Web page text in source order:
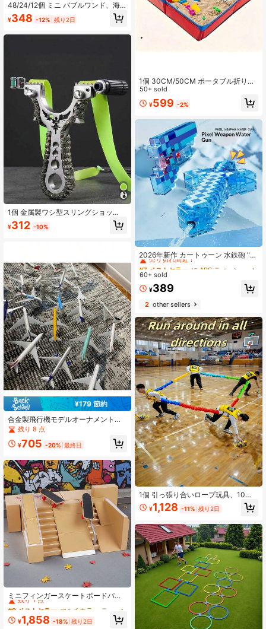
48/24/12個 ミニ バブルワンド、海
洋生物型バブルボトル、ミニテスト
チューブ(バブル液は含まれません)、
¥348 -12% 残り2日
1個 金属製ワシ型スリングショッ
ト、高性能ステンレス鋼アウトドア
スリングショット、精密フラットゴ
¥312 -10%
¥179 節約
合金製飛行機モデルオーナメント、
ホリデーギフト、デスクトップデコ
レーション、ミリタリー愛好家、飛
行機モデル愛好家、飛行機コレクタ
ライド式、シミュレーション戦闘機
モデル
残り 8 点
¥705 -20% 最終日
ミニフィンガースケートボードパー
クセット 2個入り、フィンガースケ
ートボード2台とDIYフィンガースケ
ートボードランプ付き、大人のスト
#9 ベストセラー
残り 1 点
#9 ベストセラー
残り 1 点
#9 ベストセラー
残り 1 点
#9 ベストセラー
¥1,858 -18% 残り2日
1個 30CM/50CM ポータブル折りた
たみ式砂場 - 14歳以上のみ - 耐久性
のある厚手オックスフォード生地不
織布素材、耐摩耗性、頑丈な折りた
運びが簡単、軽量折りたたみ設計、
全天候型アウトドアビーチゲームア
クセサリー、ブルー/レッド正方形砂
場、素材、夏のアウトドアゲームお
もちゃ、水槽、PVCペット用バスタ
ブ、移動式折りたたみ式プール/スイ
ミングプール
50+ sold
¥599 -2%
2026年新作 カートゥーン 水鉄砲 "M
y Pixel World" 圧力式スプレー 水鉄
砲、男の子女の子への最適なギフ
ト、楽しいプレゼント、誕生日プレ
ゼント、ホリデーギフト、子供への
#7 ベストセラー
に ABS ティーンエイジャーのための水遊び
売り切れ間近！
#7 ベストセラー
売り切れ間近！
#7 ベストセラー
売り切れ間近！
#7 ベストセラー
に ABS ティーンエイジャーのための水遊び
60+ sold
¥389
2other sellers
1個 引っ張り合いロープ玩具、10代
の子供向け、室内/屋外対話型チーム
ゲーム、家族パーティー、園芸活
誕生日プレゼントに適しています
¥1,128 -11% 残り2日